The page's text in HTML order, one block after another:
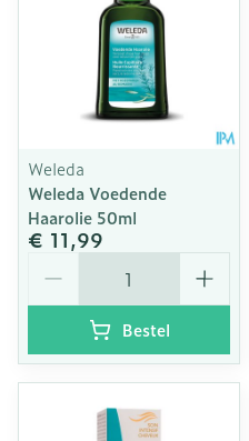
Weleda
Weleda Voedende
Haarolie 50ml
€ 11,99
Bestel